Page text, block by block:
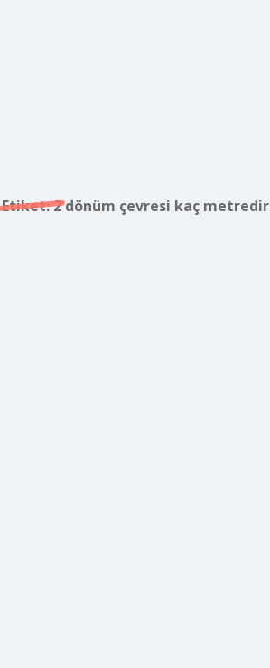
Etiket:2 dönüm çevresi kaç metredir